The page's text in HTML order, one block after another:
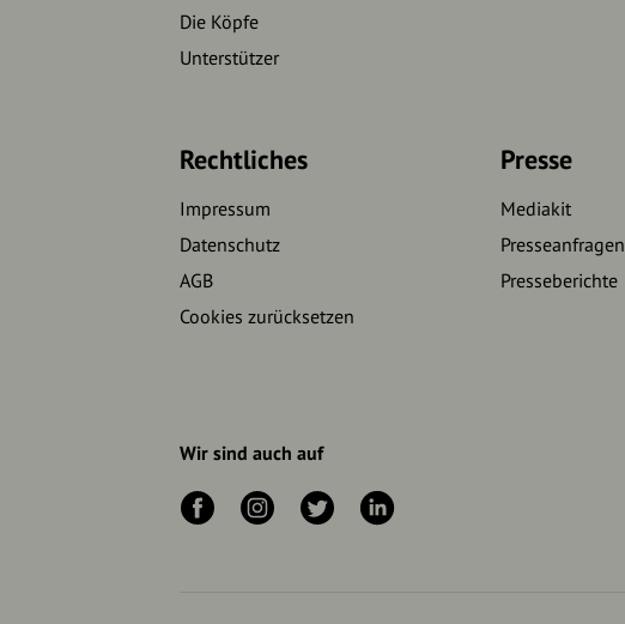
Die Köpfe
Unterstützer
Rechtliches
Impressum
Datenschutz
AGB
Cookies zurücksetzen
Presse
Mediakit
Presseanfragen
Presseberichte
Wir sind auch auf